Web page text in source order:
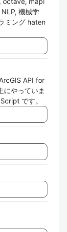
機械学
ミング haten
API for
やっていま
です。